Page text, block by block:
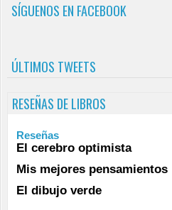
SÍGUENOS EN FACEBOOK
ÚLTIMOS TWEETS
RESEÑAS DE LIBROS
Reseñas
El cerebro optimista
Mis mejores pensamientos
El dibujo verde